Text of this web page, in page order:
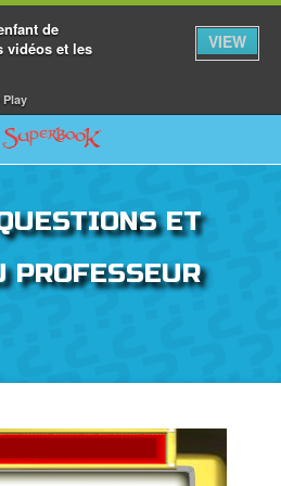
de
vidéos et les
Play
VIEW
Return to Content
ET
PROFESSEUR